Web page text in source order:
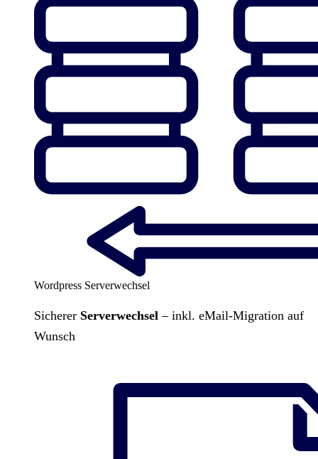
Wordpress Serverwechsel
Sicherer Serverwechsel – inkl. eMail-Migration auf
Wunsch